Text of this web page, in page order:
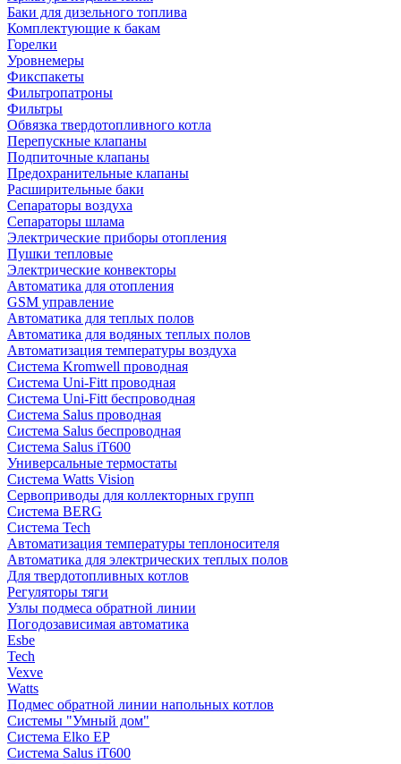
Баки для дизельного топлива
Комплектующие к бакам
Горелки
Уровнемеры
Фикспакеты
Фильтропатроны
Фильтры
Обвязка твердотопливного котла
Перепускные клапаны
Подпиточные клапаны
Предохранительные клапаны
Расширительные баки
Сепараторы воздуха
Сепараторы шлама
Электрические приборы отопления
Пушки тепловые
Электрические конвекторы
Автоматика для отопления
GSM управление
Автоматика для теплых полов
Автоматика для водяных теплых полов
Автоматизация температуры воздуха
Система Kromwell проводная
Система Uni-Fitt проводная
Система Uni-Fitt беспроводная
Система Salus проводная
Система Salus беспроводная
Система Salus iT600
Универсальные термостаты
Система Watts Vision
Сервоприводы для коллекторных групп
Система BERG
Система Tech
Автоматизация температуры теплоносителя
Автоматика для электрических теплых полов
Для твердотопливных котлов
Регуляторы тяги
Узлы подмеса обратной линии
Погодозависимая автоматика
Esbe
Tech
Vexve
Watts
Подмес обратной линии напольных котлов
Системы "Умный дом"
Система Elko EP
Система Salus iT600